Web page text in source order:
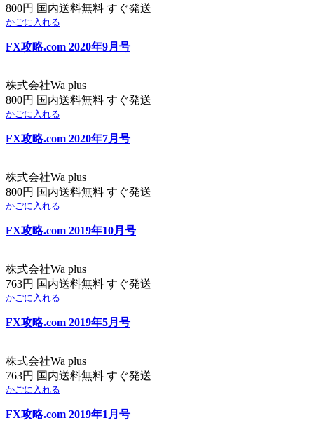
800円 国内送料無料 すぐ発送
かごに入れる
FX攻略.com 2020年9月号
株式会社Wa plus
800円 国内送料無料 すぐ発送
かごに入れる
FX攻略.com 2020年7月号
株式会社Wa plus
800円 国内送料無料 すぐ発送
かごに入れる
FX攻略.com 2019年10月号
株式会社Wa plus
763円 国内送料無料 すぐ発送
かごに入れる
FX攻略.com 2019年5月号
株式会社Wa plus
763円 国内送料無料 すぐ発送
かごに入れる
FX攻略.com 2019年1月号